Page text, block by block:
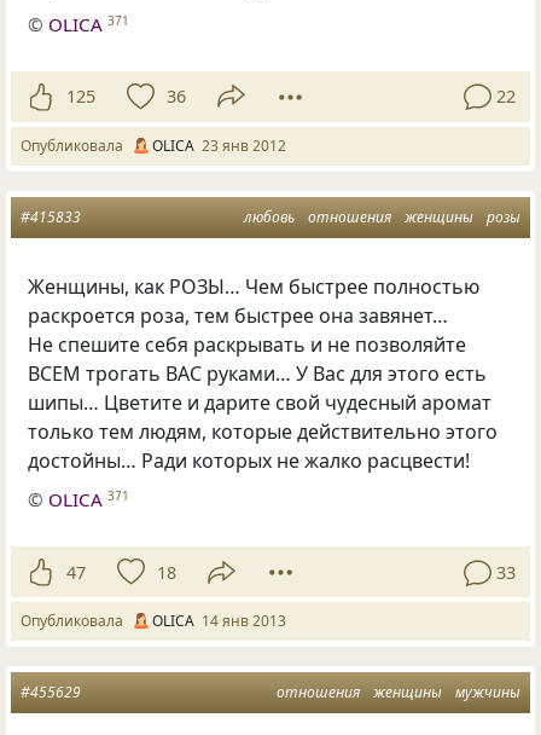
© OLICA 371
125 36 22
Опубликовала OLICA 23 янв 2012
любовь отношения женщины розы
#415833
Женщины, как РОЗЫ… Чем быстрее полностью
раскроется роза, тем быстрее она завянет…
Не спешите себя раскрывать и не позволяйте
ВСЕМ трогать ВАС руками… У Вас для этого есть
шипы… Цветите и дарите свой чудесный аромат
только тем людям, которые действительно этого
достойны… Ради которых не жалко расцвести!
© OLICA 371
47 18 33
Опубликовала OLICA 14 янв 2013
отношения женщины мужчины
#455629